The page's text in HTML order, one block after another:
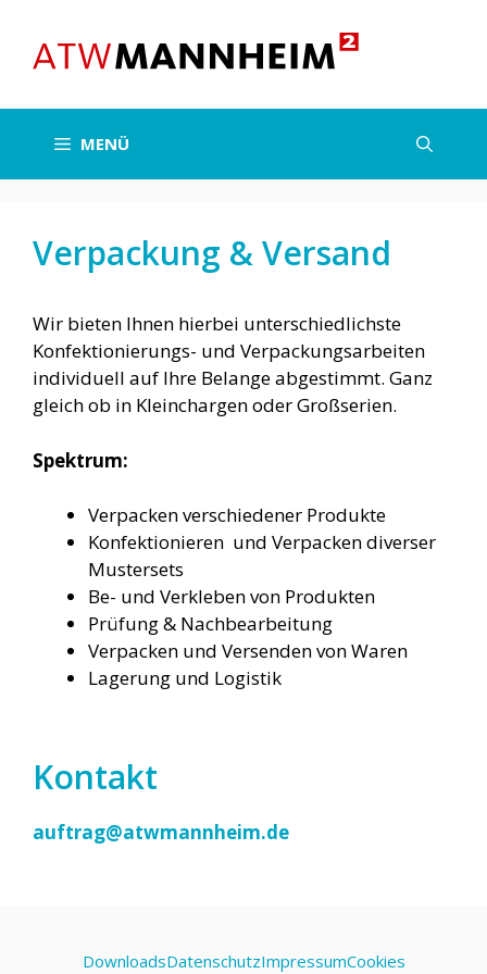
Inhalt
springen
MENÜ
Verpackung & Versand
Wir bieten Ihnen hierbei unterschiedlichste
Konfektionierungs- und Verpackungsarbeiten
individuell auf Ihre Belange abgestimmt. Ganz
gleich ob in Kleinchargen oder Großserien.
Spektrum:
Verpacken verschiedener Produkte
Konfektionieren und Verpacken diverser
Mustersets
Be- und Verkleben von Produkten
Prüfung & Nachbearbeitung
Verpacken und Versenden von Waren
Lagerung und Logistik
Kontakt
auftrag@atwmannheim.de
DownloadsDatenschutzImpressumCookies